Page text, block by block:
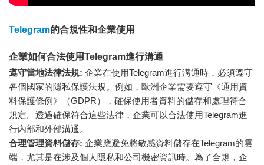
Telegram的合規性和企業使用
企業如何合法使用Telegram進行溝通
遵守當地法律法規: 企業在使用Telegram進行溝通時，必須遵守
各個國家的隱私保護法規。例如，歐洲企業需要遵守《通用資
料保護條例》（GDPR），確保使用者資料的儲存和處理符合
規定。透過確保符合這些法律，企業可以合法使用Telegram進
行內部和外部溝通。
合理管理資料儲存: 企業應避免將敏感資料儲存在Telegram的雲
端，尤其是在涉及個人隱私和公司機密資訊時。為了合規，企